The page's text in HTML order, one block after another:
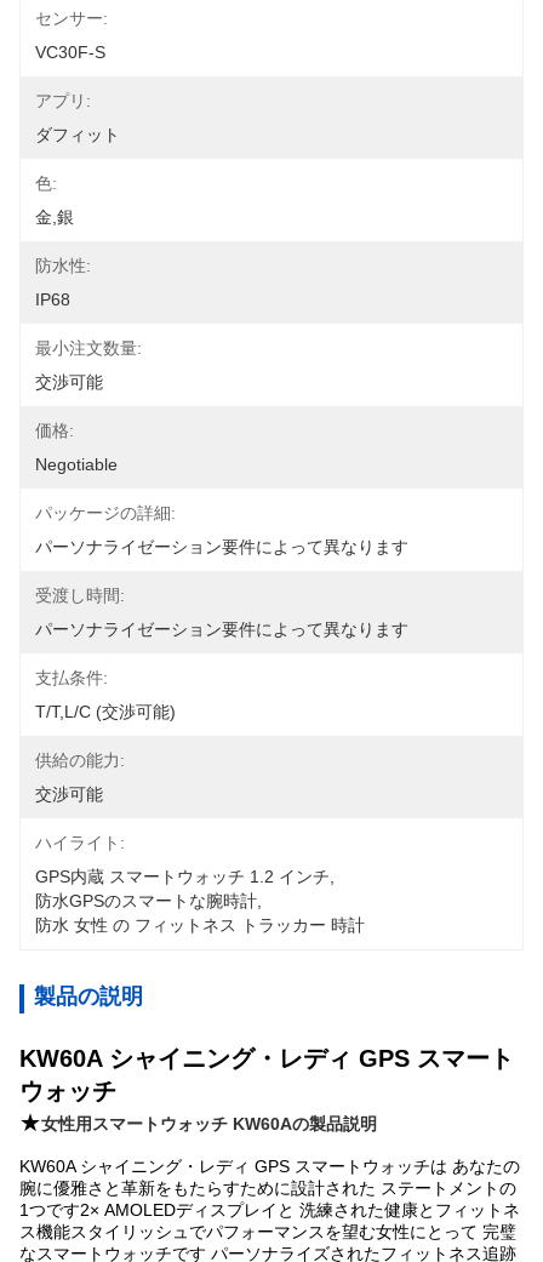
センサー:
VC30F-S
アプリ:
ダフィット
色:
金,銀
防水性:
IP68
最小注文数量:
交渉可能
価格:
Negotiable
パッケージの詳細:
パーソナライゼーション要件によって異なります
受渡し時間:
パーソナライゼーション要件によって異なります
支払条件:
T/T,L/C (交渉可能)
供給の能力:
交渉可能
ハイライト:
GPS内蔵 スマートウォッチ 1.2 インチ
防水GPSのスマートな腕時計
防水 女性 の フィットネス トラッカー 時計
製品の説明
KW60A シャイニング・レディ GPS スマート
ウォッチ
★女性用スマートウォッチ KW60Aの製品説明
KW60A シャイニング・レディ GPS スマートウォッチは あなたの
腕に優雅さと革新をもたらすために設計された ステートメントの
1つです2× AMOLEDディスプレイと 洗練された健康とフィットネ
ス機能スタイリッシュでパフォーマンスを望む女性にとって 完璧
なスマートウォッチです パーソナライズされたフィットネス追跡